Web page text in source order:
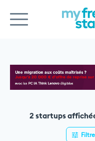
2 startups